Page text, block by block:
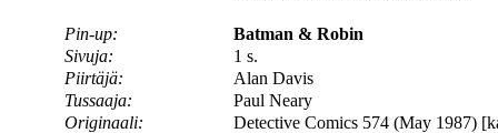
Pin-up:
Batman & Robin
Sivuja:
1 s.
Piirtäjä:
Alan Davis
Tussaaja:
Paul Neary
Originaali:
Detective Comics 574 (May 1987)